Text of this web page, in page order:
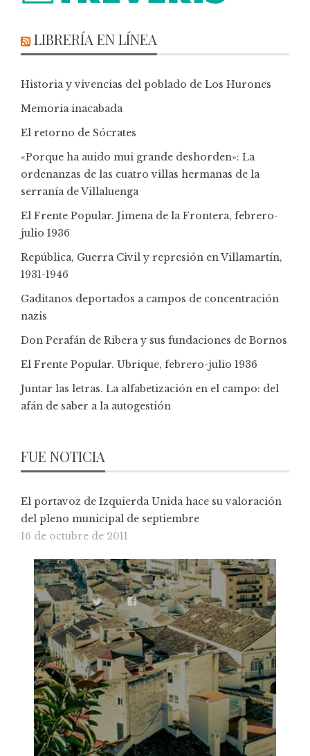
LIBRERÍA EN LÍNEA
Historia y vivencias del poblado de Los Hurones
Memoria inacabada
El retorno de Sócrates
«Porque ha auido mui grande deshorden»: La
ordenanzas de las cuatro villas hermanas de la
serranía de Villaluenga
El Frente Popular. Jimena de la Frontera, febrero-
julio 1936
República, Guerra Civil y represión en Villamartín,
1931-1946
Gaditanos deportados a campos de concentración
nazis
Don Perafán de Ribera y sus fundaciones de Bornos
El Frente Popular. Ubrique, febrero-julio 1936
Juntar las letras. La alfabetización en el campo: del
afán de saber a la autogestión
FUE NOTICIA
El portavoz de Izquierda Unida hace su valoración
del pleno municipal de septiembre
16 de octubre de 2011